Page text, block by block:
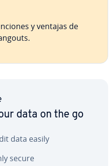
y ventajas de
data on the go
data easily
secure